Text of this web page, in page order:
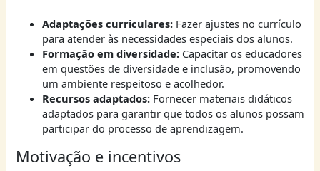
Adaptações curriculares:Fazer ajustes no currículo
para atender às necessidades especiais dos alunos.
Formação em diversidade:Capacitar os educadores
em questões de diversidade e inclusão, promovendo
um ambiente respeitoso e acolhedor.
Recursos adaptados:Fornecer materiais didáticos
adaptados para garantir que todos os alunos possam
participar do processo de aprendizagem.
Motivação e incentivos